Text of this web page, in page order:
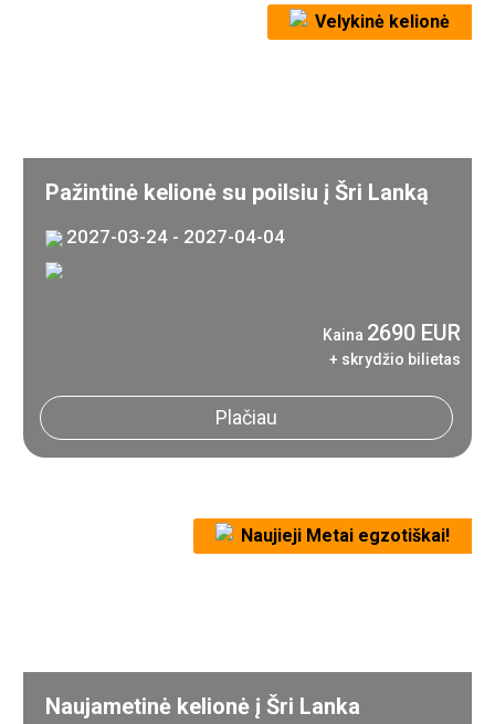
Velykinė kelionė
Pažintinė kelionė su poilsiu į Šri Lanką
2027-03-24 - 2027-04-04
Kaina 2690 EUR
+ skrydžio bilietas
Plačiau
Naujieji Metai egzotiškai!
Naujametinė kelionė į Šri Lanka